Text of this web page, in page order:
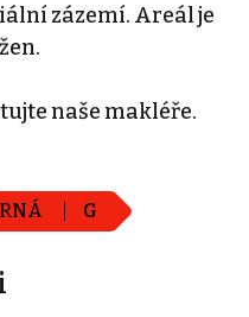
zázemí. Areál je
naše makléře.
G